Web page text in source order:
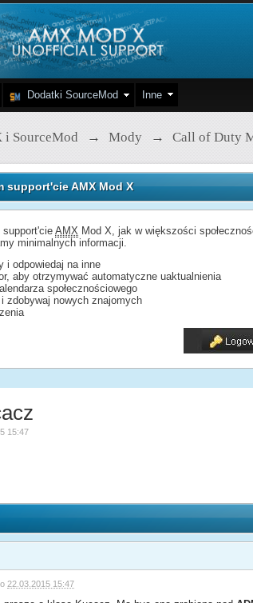
Dodatki SourceMod Inne
SourceMod → Mody → Call of Duty
support'cie AMX Mod X
support'cieAMX Mod X, jak w większości
minimalnych informacji.
i odpowiedaj na inne
aby otrzymywać automatyczne uaktualnienia
społecznościowego
zdobywaj nowych znajomych
15:47
22.03.2015 15:47